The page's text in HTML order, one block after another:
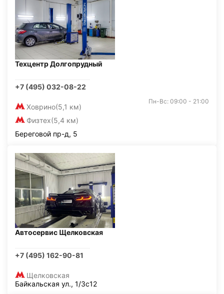
Техцентр Долгопрудный
+7 (495) 032-08-22
Ховрино(5,1 км)
Физтех(5,4 км)
Пн-Вс: 09:00 - 21:00
Береговой пр-д, 5
Автосервис Щелковская
+7 (495) 162-90-81
Щелковская
Байкальская ул., 1/3с12